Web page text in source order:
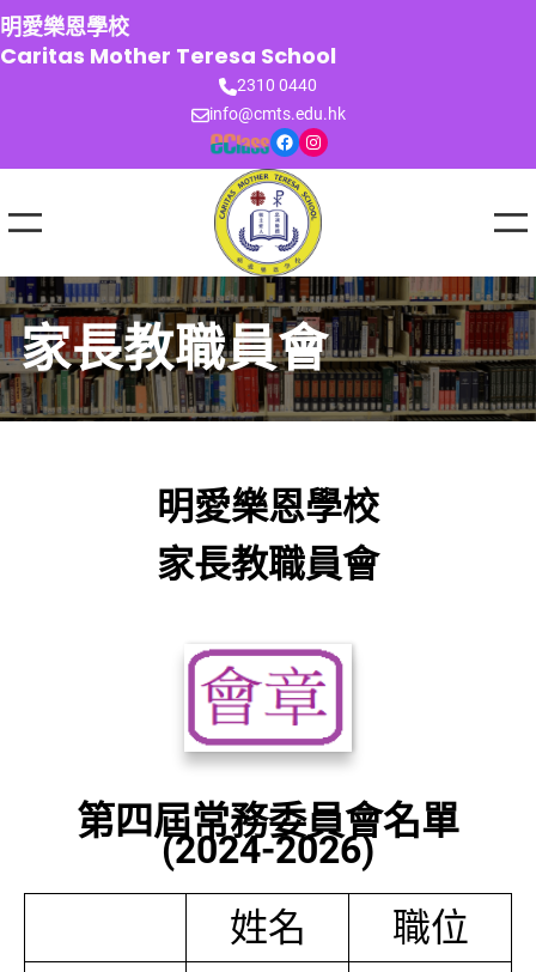
跳
至
主
明愛樂恩學校
Caritas Mother Teresa School
2310 0440
info@cmts.edu.hk
Facebook Instagram
家長教職員會
明愛樂恩學校
家長教職員會
第四屆常務委員會名單
(2024-2026)
姓名
職位